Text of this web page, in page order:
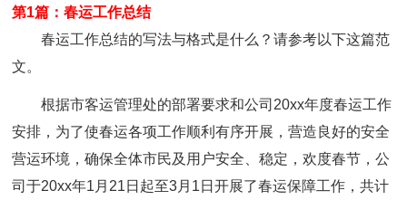
第1篇：春运工作总结
春运工作总结的写法与格式是什么？请参考以下这篇范
文。
根据市客运管理处的部署要求和公司20xx年度春运工作
安排，为了使春运各项工作顺利有序开展，营造良好的安全
营运环境，确保全体市民及用户安全、稳定，欢度春节，公
司于20xx年1月21日起至3月1日开展了春运保障工作，共计